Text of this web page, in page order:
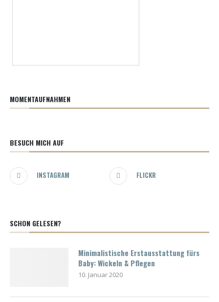
MOMENTAUFNAHMEN
BESUCH MICH AUF
INSTAGRAM FLICKR
SCHON GELESEN?
Minimalistische Erstausstattung fürs
Baby: Wickeln & Pflegen
10. Januar 2020